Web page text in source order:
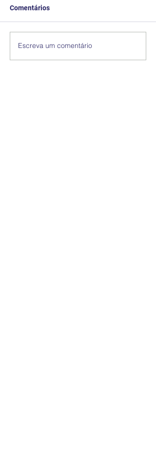
Comentários
Escreva um comentário